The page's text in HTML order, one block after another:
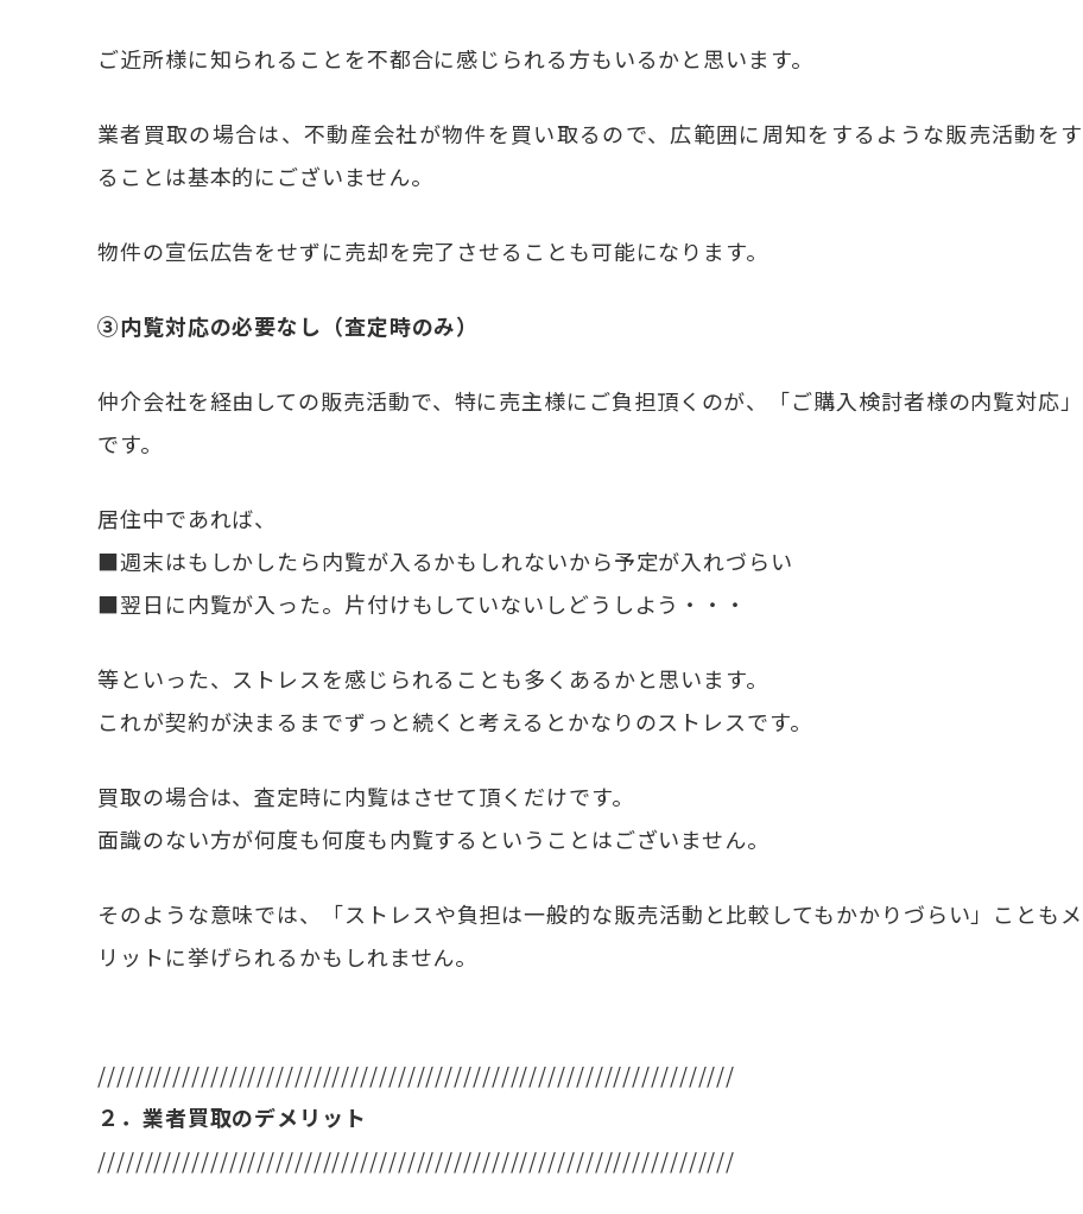
ご近所様に知られることを不都合に感じられる方もいるかと思います。
業者買取の場合は、不動産会社が物件を買い取るので、広範囲に周知をするような販売活動をす
ることは基本的にございません。
物件の宣伝広告をせずに売却を完了させることも可能になります。
③内覧対応の必要なし（査定時のみ）
仲介会社を経由しての販売活動で、特に売主様にご負担頂くのが、「ご購入検討者様の内覧対応」
です。
居住中であれば、
■週末はもしかしたら内覧が入るかもしれないから予定が入れづらい
■翌日に内覧が入った。片付けもしていないしどうしよう・・・
等といった、ストレスを感じられることも多くあるかと思います。
これが契約が決まるまでずっと続くと考えるとかなりのストレスです。
買取の場合は、査定時に内覧はさせて頂くだけです。
面識のない方が何度も何度も内覧するということはございません。
そのような意味では、「ストレスや負担は一般的な販売活動と比較してもかかりづらい」こともメ
リットに挙げられるかもしれません。
////////////////////////////////////////////////////////////////////
２．業者買取のデメリット
////////////////////////////////////////////////////////////////////